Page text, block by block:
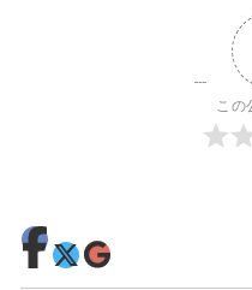
この